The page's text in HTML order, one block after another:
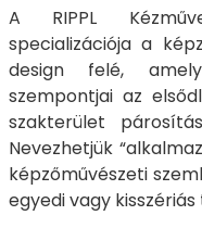
A RIPPL
specializációja a
design felé,
szempontjai az
szakterület
Nevezhetjük
képzőművészeti
egyedi vagy